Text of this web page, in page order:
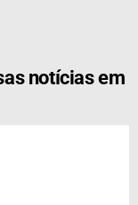
notícias em